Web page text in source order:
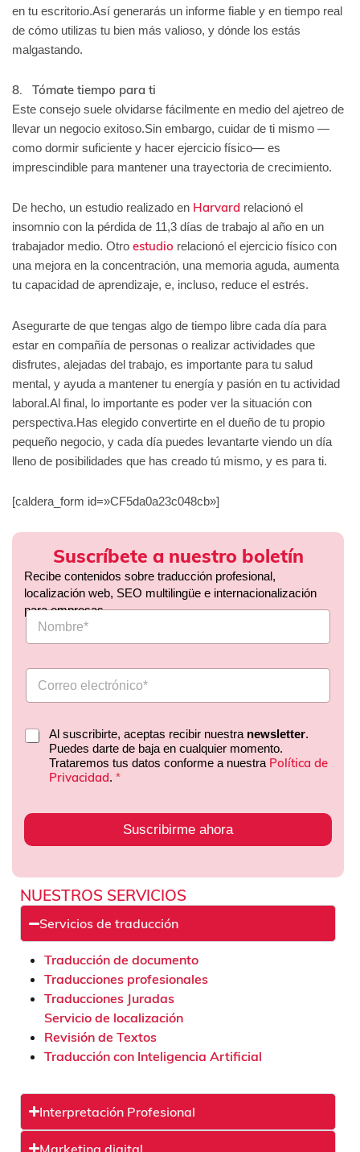
en tu escritorio.Así generarás un informe fiable y en tiempo real
de cómo utilizas tu bien más valioso, y dónde los estás
malgastando.
8. Tómate tiempo para ti
Este consejo suele olvidarse fácilmente en medio del ajetreo de
llevar un negocio exitoso.Sin embargo, cuidar de ti mismo —
como dormir suficiente y hacer ejercicio físico— es
imprescindible para mantener una trayectoria de crecimiento.
De hecho, un estudio realizado en Harvard relacionó el
insomnio con la pérdida de 11,3 días de trabajo al año en un
trabajador medio. Otro estudio relacionó el ejercicio físico con
una mejora en la concentración, una memoria aguda, aumenta
tu capacidad de aprendizaje, e, incluso, reduce el estrés.
Asegurarte de que tengas algo de tiempo libre cada día para
estar en compañía de personas o realizar actividades que
disfrutes, alejadas del trabajo, es importante para tu salud
mental, y ayuda a mantener tu energía y pasión en tu actividad
laboral.Al final, lo importante es poder ver la situación con
perspectiva.Has elegido convertirte en el dueño de tu propio
pequeño negocio, y cada día puedes levantarte viendo un día
lleno de posibilidades que has creado tú mismo, y es para ti.
[caldera_form id=»CF5da0a23c048cb»]
Suscríbete a nuestro boletín
Recibe contenidos sobre traducción profesional,
localización web, SEO multilingüe e internacionalización
para empresas.
Al suscribirte, aceptas recibir nuestra newsletter.
Puedes darte de baja en cualquier momento.
Trataremos tus datos conforme a nuestra Política de
Privacidad. *
Suscribirme ahora
NUESTROS SERVICIOS
Servicios de traducción
Traducción de documento
Traducciones profesionales
Traducciones Juradas
Servicio de localización
Revisión de Textos
Traducción con Inteligencia Artificial
Interpretación Profesional
Marketing digital